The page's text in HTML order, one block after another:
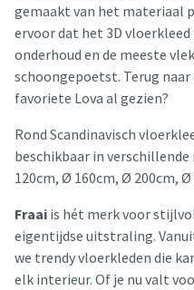
gemaakt van het materiaal
ervoor dat het 3D
onderhoud en de meeste
schoongepoetst. Terug
favoriete Lova al gezien?
Rond Scandinavisch
beschikbaar in
120cm, Ø 160cm, Ø 200cm,
Fraai is hét merk voor
eigentijdse uitstraling.
we trendy vloerkleden die
elk interieur. Of je nu valt